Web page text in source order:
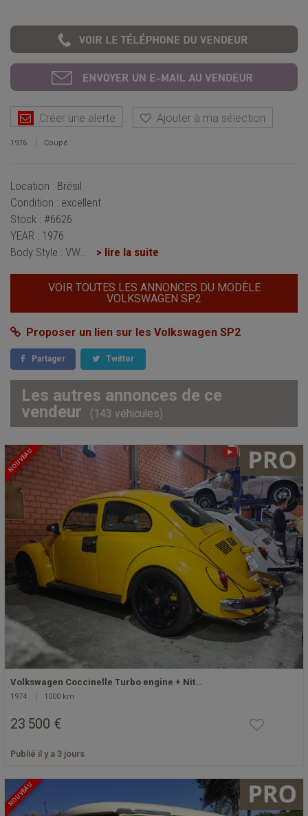
Créer une alerte Ajouter à ma sélection
1976 Coupé
Location : Brésil
Condition : excellent
Stock : #6626
YEAR : 1976
Body Style : VW… > lire la suite
VOIR TOUTES LES ANNONCES DU MODÈLE
VOLKSWAGEN SP2
Proposer un lien sur les Volkswagen SP2
Partager Twitter
Les autres annonces de ce
vendeur
(143 véhicules)
NOUVEAU
Volkswagen Coccinelle Turbo engine + Nit…
1974 1000 km
23 500 €
Publié il y a 3 jours
NOUVEAU